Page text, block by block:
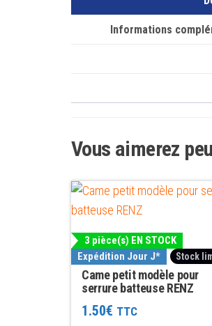
Informations
Vous aimerez
3 pièce(s) EN STOCK
Expédition Jour J*
Stock
Came petit modèle pour
serrure batteuse RENZ
1.50€ TTC